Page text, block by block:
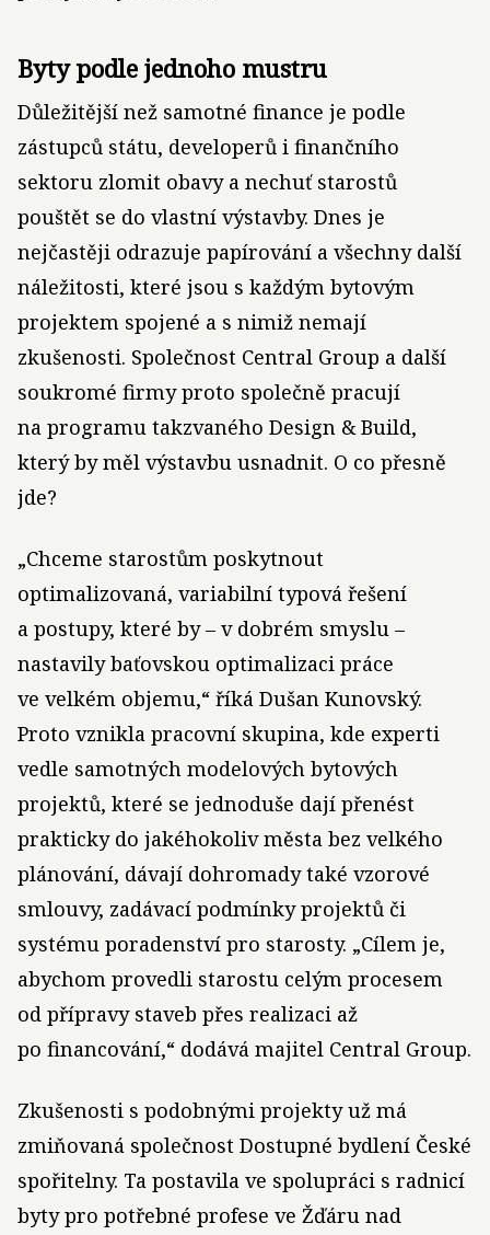
Byty podle jednoho mustru
Důležitější než samotné finance je podle
zástupců státu, developerů i finančního
sektoru zlomit obavy a nechuť starostů
pouštět se do vlastní výstavby. Dnes je
nejčastěji odrazuje papírování a všechny další
náležitosti, které jsou s každým bytovým
projektem spojené a s nimiž nemají
zkušenosti. Společnost Central Group a další
soukromé firmy proto společně pracují
na programu takzvaného Design & Build,
který by měl výstavbu usnadnit. O co přesně
jde?
„Chceme starostům poskytnout
optimalizovaná, variabilní typová řešení
a postupy, které by – v dobrém smyslu –
nastavily baťovskou optimalizaci práce
ve velkém objemu,“ říká Dušan Kunovský.
Proto vznikla pracovní skupina, kde experti
vedle samotných modelových bytových
projektů, které se jednoduše dají přenést
prakticky do jakéhokoliv města bez velkého
plánování, dávají dohromady také vzorové
smlouvy, zadávací podmínky projektů či
systému poradenství pro starosty. „Cílem je,
abychom provedli starostu celým procesem
od přípravy staveb přes realizaci až
po financování,“ dodává majitel Central Group.
Zkušenosti s podobnými projekty už má
zmiňovaná společnost Dostupné bydlení České
spořitelny. Ta postavila ve spolupráci s radnicí
byty pro potřebné profese ve Žďáru nad